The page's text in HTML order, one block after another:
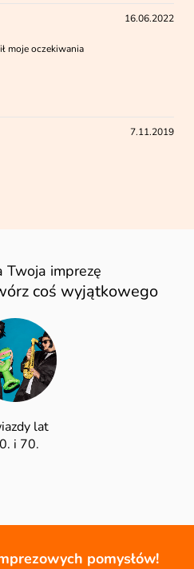
16.06.2022
moje oczekiwania
7.11.2019
Twoja imprezę
coś wyjątkowego
lat
i 70.
pomysłów!